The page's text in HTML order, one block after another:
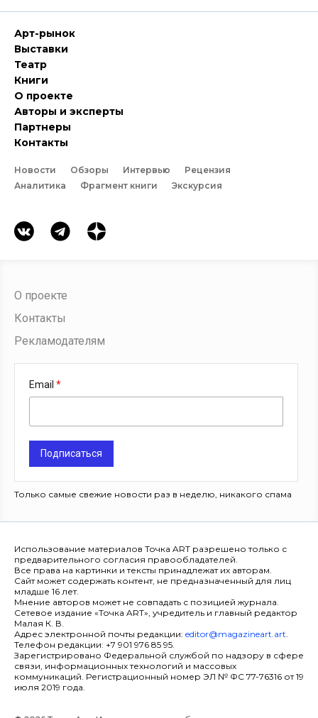
Арт-рынок
Выставки
Театр
Книги
О проекте
Авторы и эксперты
Партнеры
Контакты
Новости Обзоры Интервью
Рецензия
Аналитика
Фрагмент книги Экскурсия
О проекте
Контакты
Рекламодателям
Email
Подписаться
Только самые свежие новости раз в неделю, никакого спама
Использование материалов Точка ART разрешено только с
предварительного согласия правообладателей.
Все права на картинки и тексты принадлежат их авторам.
Сайт может содержать контент, не предназначенный для лиц
младше 16 лет.
Мнение авторов может не совпадать с позицией журнала.
Сетевое издание «Точка ART», учредитель и главный редактор
Малая К. В.
Адрес электронной почты редакции: editor@magazineart.art.
Телефон редакции: +7 901 976 85 95.
Зарегистрировано Федеральной службой по надзору в сфере
связи, информационных технологий и массовых
коммуникаций. Регистрационный номер ЭЛ № ФС 77-76316 от 19
июля 2019 года.